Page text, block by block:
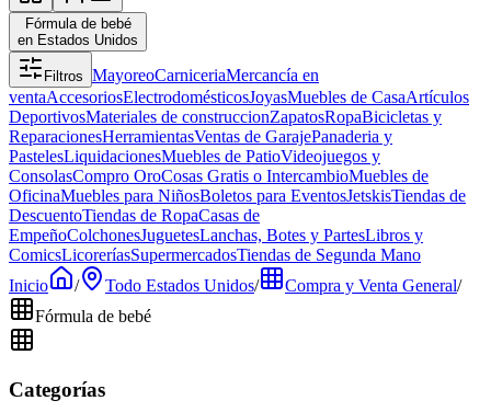
Fórmula de bebé
en Estados Unidos
Filtros MayoreoCarniceriaMercancía en
ventaAccesoriosElectrodomésticosJoyasMuebles de CasaArtículos
DeportivosMateriales de construccionZapatosRopaBicicletas y
ReparacionesHerramientasVentas de GarajePanaderia y
PastelesLiquidacionesMuebles de PatioVideojuegos y
ConsolasCompro OroCosas Gratis o IntercambioMuebles de
OficinaMuebles para NiñosBoletos para EventosJetskisTiendas de
DescuentoTiendas de RopaCasas de
EmpeñoColchonesJuguetesLanchas, Botes y PartesLibros y
ComicsLicoreríasSupermercadosTiendas de Segunda Mano
Inicio
/ Todo Estados Unidos/ Compra y Venta General/
Fórmula de bebé
Categorías